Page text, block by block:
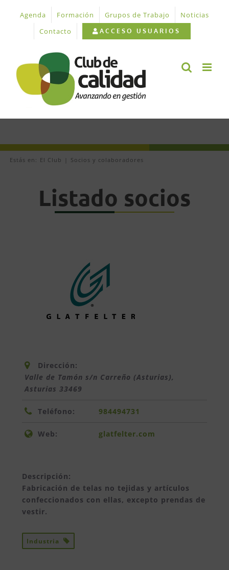
contenido
Agenda Formación Grupos de Trabajo
Noticias
Contacto
ACCESO USUARIOS
Estás en: El Club Socios y colaboradores
Listado socios
Dirección:
Valle de Tamón s/n Carreño (Asturias),
Asturias 33469
Teléfono: 984494731
Web: glatfelter.com
Descripción:
Fabricación de telas no tejidas y artículos
confeccionados con ellas, excepto prendas de
vestir.
Industria